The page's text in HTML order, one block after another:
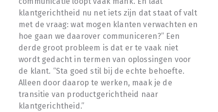
klantgerichtheid nu net iets zijn dat staat of valt
met de vraag: wat mogen klanten verwachten en
hoe gaan we daarover communiceren?” Een
derde groot probleem is dat er te vaak niet
wordt gedacht in termen van oplossingen voor
de klant. “Sta goed stil bij de echte behoefte.
Alleen door daarop te werken, maak je de
transitie van productgerichtheid naar
klantgerichtheid.”